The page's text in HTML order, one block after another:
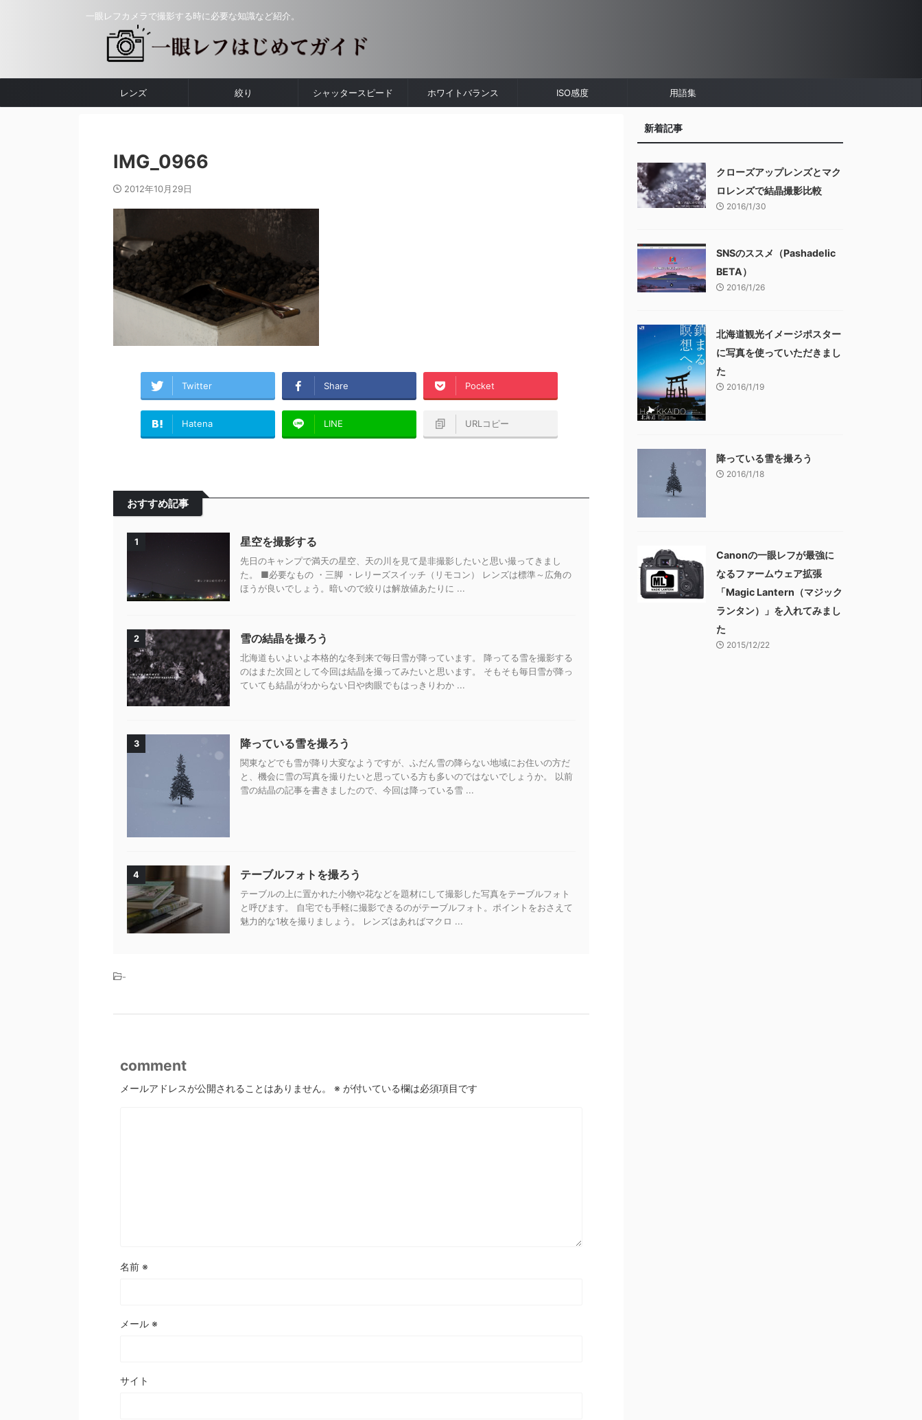
一眼レフカメラで撮影する時に必要な知識など紹介。
レンズ 絞り シャッタースピード ホワイトバランス ISO感度 用語集
IMG_0966
2012年10月29日
Twitter Share Pocket
Hatena LINE URLコピー
おすすめ記事
1 星空を撮影する
先日のキャンプで満天の星空、天の川を見て是非撮影したいと思い撮ってきまし
た。 ■必要なもの ・三脚 ・レリーズスイッチ（リモコン） レンズは標準～広角の
ほうが良いでしょう。暗いので絞りは解放値あたりに ...
2 雪の結晶を撮ろう
北海道もいよいよ本格的な冬到来で毎日雪が降っています。 降ってる雪を撮影する
のはまた次回として今回は結晶を撮ってみたいと思います。 そもそも毎日雪が降っ
ていても結晶がわからない日や肉眼でもはっきりわか ...
3 降っている雪を撮ろう
関東などでも雪が降り大変なようですが、ふだん雪の降らない地域にお住いの方だ
と、機会に雪の写真を撮りたいと思っている方も多いのではないでしょうか。 以前
雪の結晶の記事を書きましたので、今回は降っている雪 ...
4 テーブルフォトを撮ろう
テーブルの上に置かれた小物や花などを題材にして撮影した写真をテーブルフォト
と呼びます。 自宅でも手軽に撮影できるのがテーブルフォト。ポイントをおさえて
魅力的な1枚を撮りましょう。 レンズはあればマクロ ...
-
comment
メールアドレスが公開されることはありません。 ※ が付いている欄は必須項目です
名前 ※
メール ※
サイト
新着記事
クローズアップレンズとマク
ロレンズで結晶撮影比較
2016/1/30
SNSのススメ（Pashadelic
BETA）
2016/1/26
北海道観光イメージポスター
に写真を使っていただきまし
た
2016/1/19
降っている雪を撮ろう
2016/1/18
Canonの一眼レフが最強に
なるファームウェア拡張
「Magic Lantern（マジック
ランタン）」を入れてみまし
た
2015/12/22